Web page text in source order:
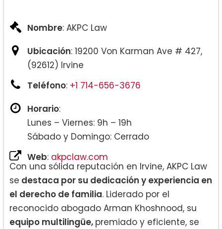
Nombre: AKPC Law
Ubicación: 19200 Von Karman Ave # 427,
(92612) Irvine
Teléfono: +1 714-656-3676
Horario:
Lunes – Viernes: 9h – 19h
Sábado y Domingo: Cerrado
Web: akpclaw.com
Con una sólida reputación en Irvine, AKPC Law
se destaca por su dedicación y experiencia en
el derecho de familia. Liderado por el
reconocido abogado Arman Khoshnood, su
equipo multilingüe, premiado y eficiente, se